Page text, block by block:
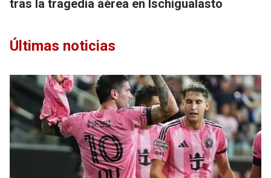
tras la tragedia aérea en Ischigualasto
Últimas noticias